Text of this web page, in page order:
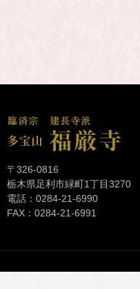
〒326-0816
栃木県足利市緑町1丁目3270
電話：0284-21-6990
FAX：0284-21-6991